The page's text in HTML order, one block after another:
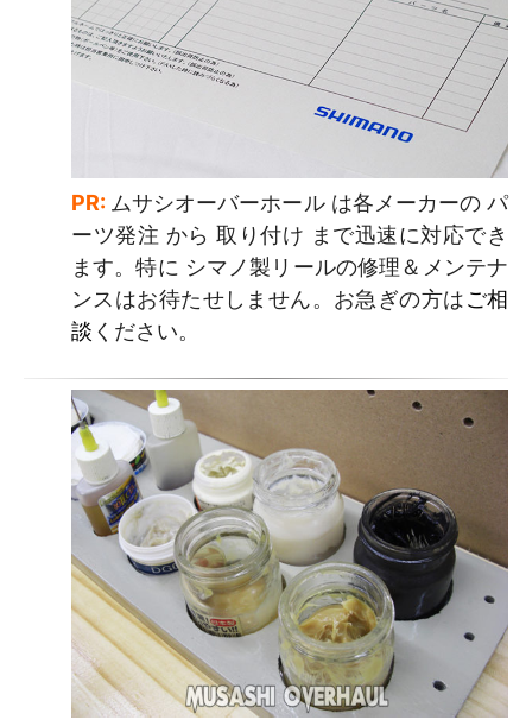
PR: ムサシオーバーホール は各メーカーの パ
ーツ発注 から 取り付け まで迅速に対応でき
ます。特に シマノ製リールの修理＆メンテナ
ンスはお待たせしません。お急ぎの方はご相
談 ください。